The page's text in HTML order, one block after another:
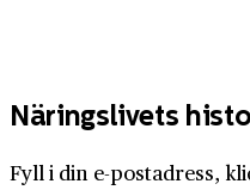
Näringslivets
Fyll i din e-postadress,